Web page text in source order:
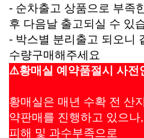
- 순차출고 상품으로 부족
후 다음날 출고되실 수 있
- 박스별 분리출고 되오니
수량구매해주세요
⚠️황매실 예약품절시 사전
황매실은 매년 수확 전 산
약판매를 진행하고 있으
피해 및 과수부족으로